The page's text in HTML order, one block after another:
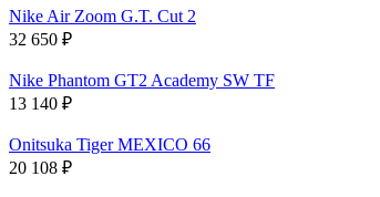
Nike Air Zoom G.T. Cut 2
32 650 ₽
Nike Phantom GT2 Academy SW TF
13 140 ₽
Onitsuka Tiger MEXICO 66
20 108 ₽